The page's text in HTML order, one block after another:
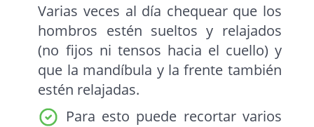
Varias veces al día chequear que los
hombros estén sueltos y relajados
(no fijos ni tensos hacia el cuello) y
que la mandíbula y la frente también
estén relajadas.
Para esto puede recortar varios